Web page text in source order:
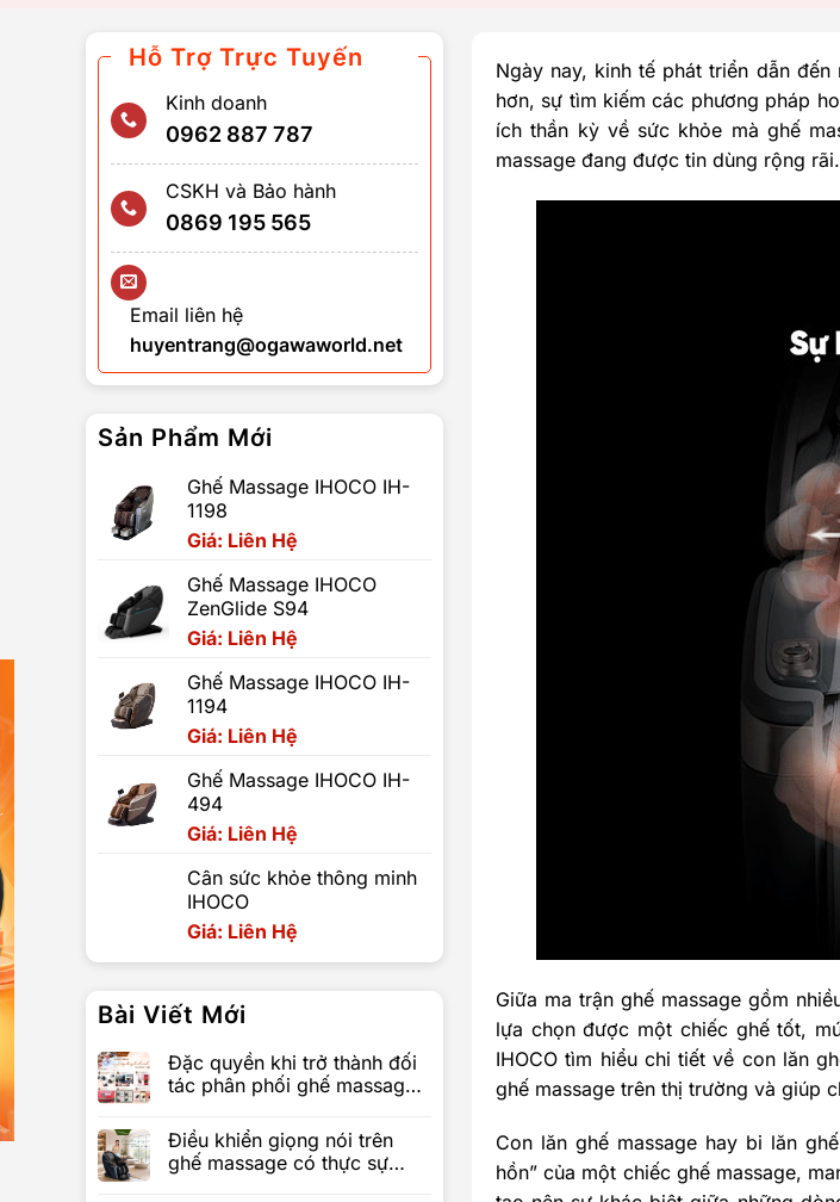
Hỗ Trợ Trực Tuyến
Kinh doanh
0962 887 787
CSKH và Bảo hành
0869 195 565
Email liên hệ
huyentrang@ogawaworld.net
Sản Phẩm Mới
Ghế Massage IHOCO IH-
1198
Giá: Liên Hệ
Ghế Massage IHOCO
ZenGlide S94
Giá: Liên Hệ
Ghế Massage IHOCO IH-
1194
Giá: Liên Hệ
Ghế Massage IHOCO IH-
494
Giá: Liên Hệ
Cân sức khỏe thông minh
IHOCO
Giá: Liên Hệ
Bài Viết Mới
Đặc quyền khi trở thành đối
tác phân phối ghế massage
Điều khiển giọng nói trên
ghế massage có thực sự
Ngày nay, kinh tế phát triển dẫn
hơn, sự tìm kiếm các phương pháp
ích thần kỳ về sức khỏe mà ghế
massage đang được tin dùng rộng rãi.
Giữa ma trận ghế massage gồm
lựa chọn được một chiếc ghế tốt,
IHOCO tìm hiểu chi tiết về con lăn
ghế massage trên thị trường và giúp
Con lăn ghế massage hay bi lăn
hồn” của một chiếc ghế massage,